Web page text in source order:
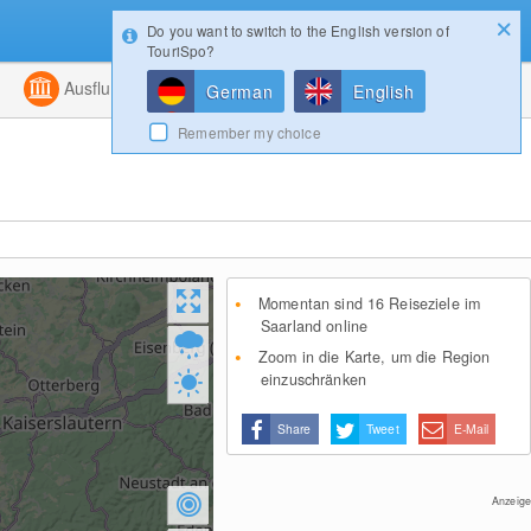
Kombiniert
Ausflugsziele Magazin
Momentan sind 16 Reiseziele im
Saarland online
Zoom in die Karte, um die Region
einzuschränken
Share Tweet E-Mail
Anzeige
Login
Do you want to switch to the English version of
TouriSpo?
German English
Remember my choice
Konfigurator Gewinnspiele